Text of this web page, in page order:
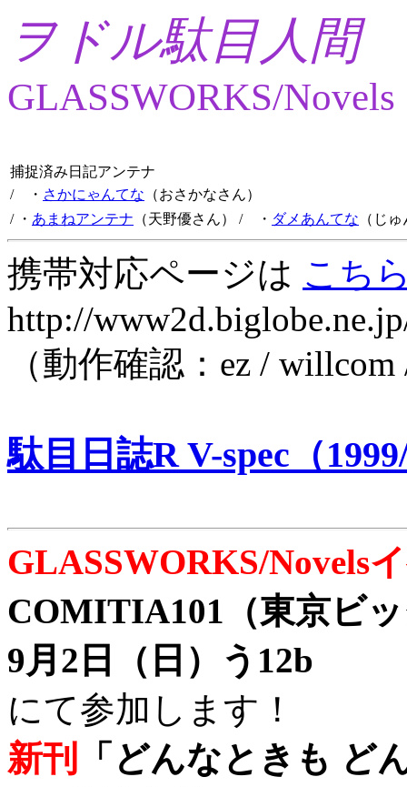
ヲドル駄目人間
GLASSWORKS/Novels
捕捉済み日記アンテナ
/ ・ さかにゃんてな （おさかなさん）
/ ・ あまねアンテナ （天野優さん） / ・ ダメあんてな （じ
携帯対応ページは こち
http://
（動作確認：ez /
駄目日誌R V-spec（
GLASSWORKS/Novels
COMITIA101（東京ビ
9月2日（日）う12b
にて参加します！
新刊
「どんなときも ど